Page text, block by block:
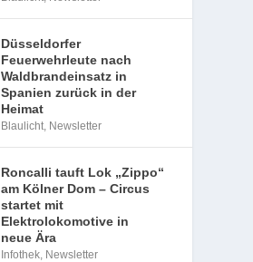
Düsseldorfer
Feuerwehrleute nach
Waldbrandeinsatz in
Spanien zurück in der
Heimat
Blaulicht, Newsletter
Roncalli tauft Lok „Zippo“
am Kölner Dom – Circus
startet mit
Elektrolokomotive in
neue Ära
Infothek, Newsletter